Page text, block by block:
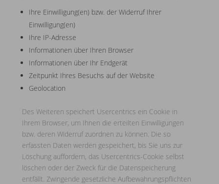
Ihre Einwilligung(en) bzw. der Widerruf Ihrer
Einwilligung(en)
Ihre IP-Adresse
Informationen über Ihren Browser
Informationen über Ihr Endgerät
Zeitpunkt Ihres Besuchs auf der Website
Geolocation
Des Weiteren speichert Usercentrics ein Cookie in
Ihrem Browser, um Ihnen die erteilten Einwilligungen
bzw. deren Widerruf zuordnen zu können. Die so
erfassten Daten werden gespeichert, bis Sie uns zur
Löschung auffordern, das Usercentrics-Cookie selbst
löschen oder der Zweck für die Datenspeicherung
entfällt. Zwingende gesetzliche Aufbewahrungspflichten